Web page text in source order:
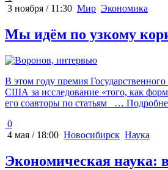
3 ноября / 11:30 Мир Экономика
Мы идём по узкому
В этом году премия
США за исследование «того, как
его соавторы по статьям
…
0
4 мая / 18:00 Новосибирск Наука
Экономическая наука: